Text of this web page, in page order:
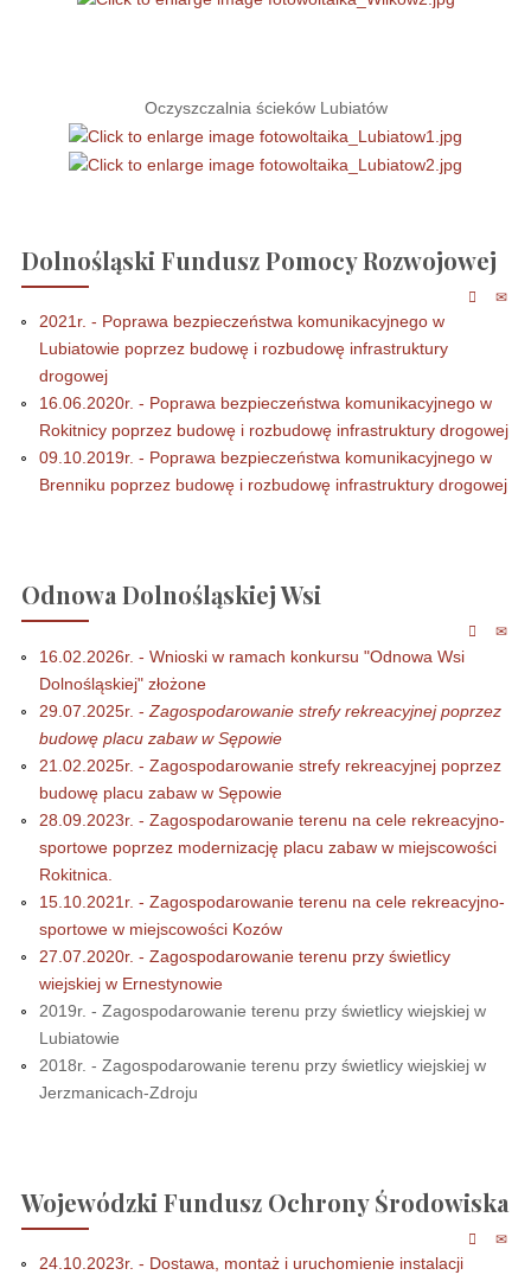
Oczyszczalnia ścieków Lubiatów
Dolnośląski Fundusz Pomocy Rozwojowej
2021r. - Poprawa bezpieczeństwa komunikacyjnego w
Lubiatowie poprzez budowę i rozbudowę infrastruktury
drogowej
16.06.2020r. - Poprawa bezpieczeństwa komunikacyjnego w
Rokitnicy poprzez budowę i rozbudowę infrastruktury drogowej
09.10.2019r. - Poprawa bezpieczeństwa komunikacyjnego w
Brenniku poprzez budowę i rozbudowę infrastruktury drogowej
Odnowa Dolnośląskiej Wsi
16.02.2026r. - Wnioski w ramach konkursu "Odnowa Wsi
Dolnośląskiej" złożone
29.07.2025r. - Zagospodarowanie strefy rekreacyjnej poprzez
budowę placu zabaw w Sępowie
21.02.2025r. - Zagospodarowanie strefy rekreacyjnej poprzez
budowę placu zabaw w Sępowie
28.09.2023r. - Zagospodarowanie terenu na cele rekreacyjno-
sportowe poprzez modernizację placu zabaw w miejscowości
Rokitnica.
15.10.2021r. - Zagospodarowanie terenu na cele rekreacyjno-
sportowe w miejscowości Kozów
27.07.2020r. - Zagospodarowanie terenu przy świetlicy
wiejskiej w Ernestynowie
2019r. - Zagospodarowanie terenu przy świetlicy wiejskiej w
Lubiatowie
2018r. - Zagospodarowanie terenu przy świetlicy wiejskiej w
Jerzmanicach-Zdroju
Wojewódzki Fundusz Ochrony Środowiska
24.10.2023r. - Dostawa, montaż i uruchomienie instalacji